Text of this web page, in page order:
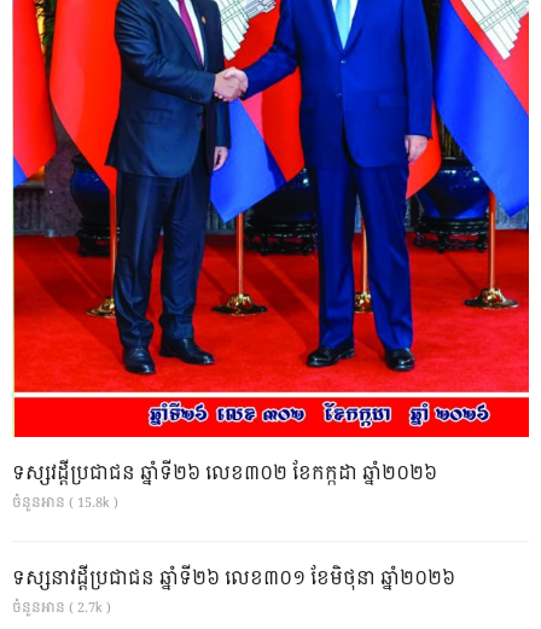
ទស្សវដ្តីប្រជាជន ឆ្នាំទី២៦ លេខ៣០២ ខែកក្កដា ឆ្នាំ២០២៦
ចំនួនអាន ( 15.8k )
ទស្សនាវដ្ដីប្រជាជន ឆ្នាំទី២៦ លេខ៣០១ ខែមិថុនា ឆ្នាំ២០២៦
ចំនួនអាន ( 2.7k )